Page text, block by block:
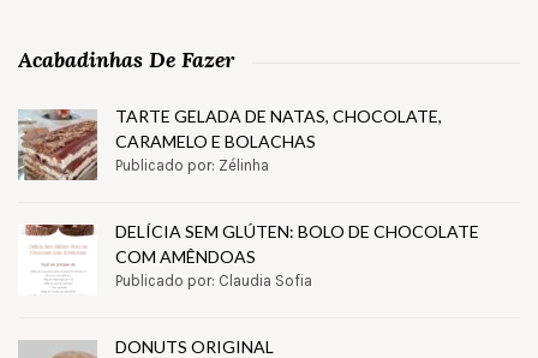
Acabadinhas De Fazer
TARTE GELADA DE NATAS, CHOCOLATE,
CARAMELO E BOLACHAS
Publicado por: Zélinha
DELÍCIA SEM GLÚTEN: BOLO DE CHOCOLATE
COM AMÊNDOAS
Publicado por: Claudia Sofia
DONUTS ORIGINAL